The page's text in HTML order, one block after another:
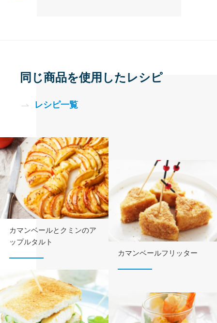
同じ商品を使用したレシピ
レシピ一覧
カマンベールとクミンのア
ップルタルト
カマンベールフリッター